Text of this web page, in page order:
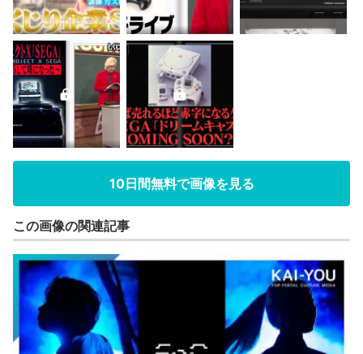
10日間無料で画像を見る
この画像の関連記事